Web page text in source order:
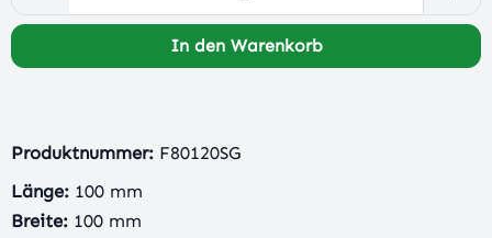
In den Warenkorb
Produktnummer: F80120SG
Länge: 100 mm
Breite: 100 mm